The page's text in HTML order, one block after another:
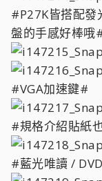
#P27K皆搭配發
盤的手感好棒哦
#VGA加速鍵#
#規格介紹貼紙
#藍光唯讀 /